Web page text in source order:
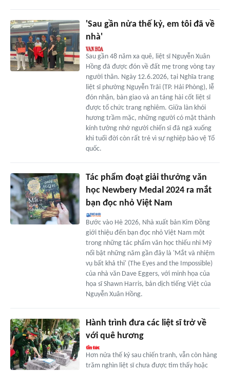
'Sau gần nửa thế kỷ, em tôi đã về
nhà'
Sau gần 48 năm xa quê, liệt sĩ Nguyễn Xuân
Hồng đã được đón về đất mẹ trong vòng tay
người thân. Ngày 12.6.2026, tại Nghĩa trang
liệt sĩ phường Nguyễn Trãi (TP. Hải Phòng), lễ
đón nhận, bàn giao và an táng hài cốt liệt sĩ
được tổ chức trang nghiêm. Giữa làn khói
hương trầm mặc, những người có mặt thành
kính tưởng nhớ người chiến sĩ đã ngã xuống
khi tuổi đời còn rất trẻ vì sự nghiệp bảo vệ Tổ
quốc.
Tác phẩm đoạt giải thưởng văn
học Newbery Medal 2024 ra mắt
bạn đọc nhỏ Việt Nam
Bước vào Hè 2026, Nhà xuất bản Kim Đồng
giới thiệu đến bạn đọc nhỏ Việt Nam một
trong những tác phẩm văn học thiếu nhi Mỹ
nổi bật những năm gần đây là 'Mắt và nhiệm
vụ bất khả thi' (The Eyes and the Impossible)
của nhà văn Dave Eggers, với minh họa của
họa sĩ Shawn Harris, bản dịch tiếng Việt của
Nguyễn Xuân Hồng.
Hành trình đưa các liệt sĩ trở về
với quê hương
Hơn nửa thế kỷ sau chiến tranh, vẫn còn hàng
trăm nghìn liệt sĩ chưa được tìm thấy hoặc